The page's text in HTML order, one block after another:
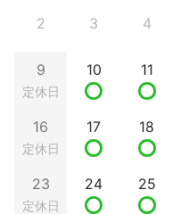
2 3 4
9
定休日
10 11
16
定休日
17 18
23
定休日
24 25